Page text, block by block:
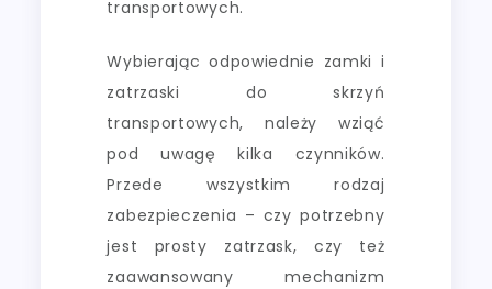
transportowych.
Wybierając odpowiednie zamki i
zatrzaski do skrzyń
transportowych, należy wziąć
pod uwagę kilka czynników.
Przede wszystkim rodzaj
zabezpieczenia – czy potrzebny
jest prosty zatrzask, czy też
zaawansowany mechanizm